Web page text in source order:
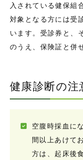
入されている健保組
対象となる方には受
います。受診券と、
のうえ、保険証と併
健康診断の注
空腹時採血に
間以上あけて
方は、起床後